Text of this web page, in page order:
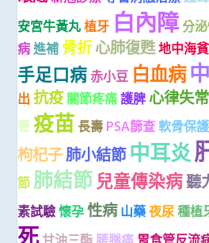
安宮牛黃丸 植牙 白內障 分
病 進補 骨折心肺復甦地中海
手足口病 赤小豆 白血病
出 抗疫 關節疼痛 護脾 心律失常
管 疫苗 長壽 PSA篩查 軟骨保
枸杞子肺小結節 中耳炎
節 肺結節 兒童傳染病聽
素試驗 懷孕 性病 山藥 夜尿 種植
死